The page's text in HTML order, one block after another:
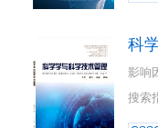
科
影响
搜索